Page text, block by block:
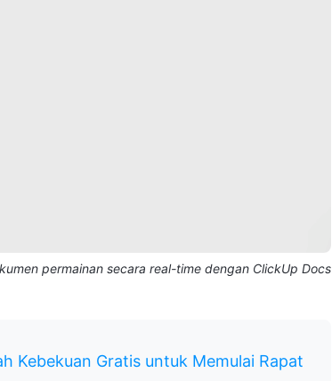
permainan secara real-time dengan ClickUp Docs
Kebekuan Gratis untuk Memulai Rapat